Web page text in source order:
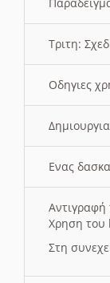
Τριτη:
Οδηγιες
Ενας
Χρηση του
Στη